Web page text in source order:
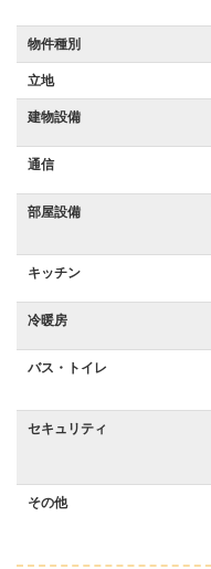
物件種別
立地
建物設備
通信
部屋設備
キッチン
冷暖房
バス・トイレ
セキュリティ
その他